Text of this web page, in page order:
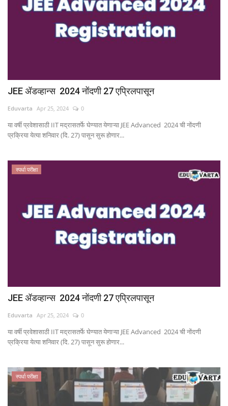
JEE ॲडव्हान्स 2024 नोंदणी 27 एप्रिलपासून
Eduvarta Apr 25, 2024 0
या वर्षी प्रवेशासाठी IIT मद्रासतर्फे घेण्यात येणाऱ्या JEE Advanced 2024 ची नोंदणी
प्रक्रिया येत्या शनिवार (दि. 27) पासून सुरू होणार...
स्पर्धा परीक्षा
JEE ॲडव्हान्स 2024 नोंदणी 27 एप्रिलपासून
Eduvarta Apr 25, 2024 0
या वर्षी प्रवेशासाठी IIT मद्रासतर्फे घेण्यात येणाऱ्या JEE Advanced 2024 ची नोंदणी
प्रक्रिया येत्या शनिवार (दि. 27) पासून सुरू होणार...
स्पर्धा परीक्षा